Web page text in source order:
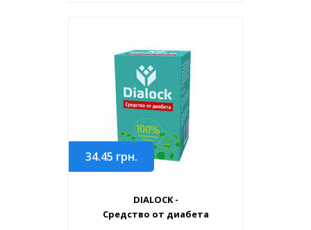
34.45 грн.
DIALOCK -
Средство от диабета